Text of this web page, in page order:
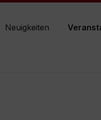
Neuigkeiten